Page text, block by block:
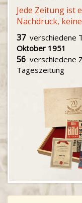
Jede Zeitung ist
Nachdruck,
37verschiedene
Oktober 1951
56 verschiedene
Tageszeitung